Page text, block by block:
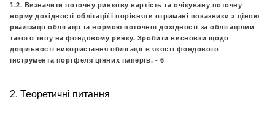
1.2. Визначити поточну ринкову вартість та очікувану поточну
норму дохідності облігації і порівняти отримані показники з ціною
реалізації облігації та нормою поточної дохідності за облігаціями
такого типу на фондовому ринку. Зробити висновки щодо
доцільності використання облігації в якості фондового
інструмента портфеля цінних паперів. - 6
2. Теоретичні питання